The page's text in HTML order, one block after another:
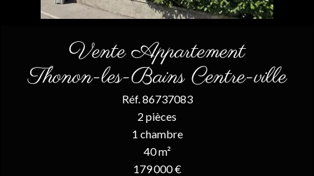
Vente Appartement
Thonon-les-Bains Centre-ville
Réf. 86737083
2 pièces
1 chambre
40 m²
179 000 €